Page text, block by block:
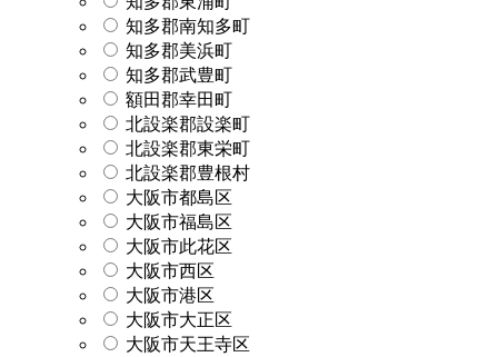
知多郡南知多町
知多郡美浜町
知多郡武豊町
額田郡幸田町
北設楽郡設楽町
北設楽郡東栄町
北設楽郡豊根村
大阪市都島区
大阪市福島区
大阪市此花区
大阪市西区
大阪市港区
大阪市大正区
大阪市天王寺区